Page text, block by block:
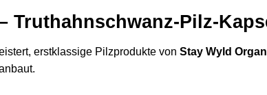
Truthahnschwanz-Pilz-
erstklassige Pilzprodukte von Stay Wyld